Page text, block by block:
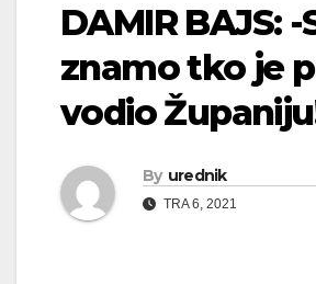
DAMIR BAJS: -
znamo tko je
vodio
By urednik
TRA 6, 2021